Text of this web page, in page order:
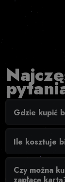
Gdzie kupić
Bilety można
wystawę.
Ile kosztuje
Ceny biletów
Czy można
zapłacę